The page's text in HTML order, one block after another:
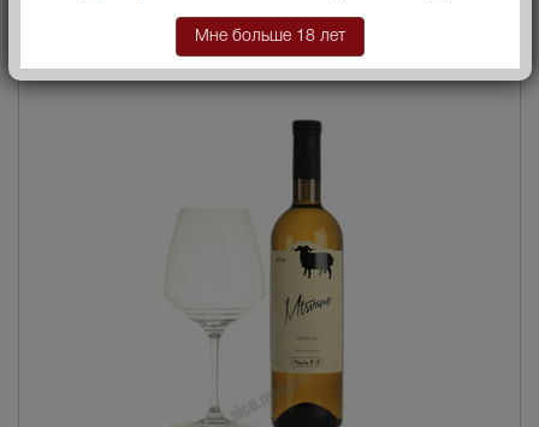
В заявку Цена :
Мне больше 18 лет